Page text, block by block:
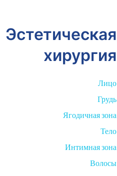
Эстетическая
хирургия
Лицо
Грудь
Ягодичная зона
Тело
Интимная зона
Волосы